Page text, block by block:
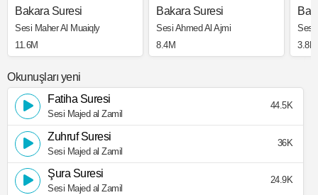
Bakara Suresi
Sesi Maher Al Muaiqly
11.6M
Bakara Suresi
Sesi Ahmed Al Ajmi
8.4M
Sesi
3.8M
Okunuşları yeni
Fatiha Suresi
Sesi Majed al Zamil
44.5K
Zuhruf Suresi
Sesi Majed al Zamil
36K
Şura Suresi
Sesi Majed al Zamil
24.9K